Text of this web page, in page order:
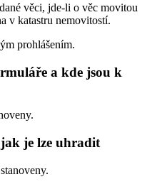
věci, jde-li o věc movitou
v katastru nemovitostí.
prohlášením.
a kde jsou k
je lze uhradit